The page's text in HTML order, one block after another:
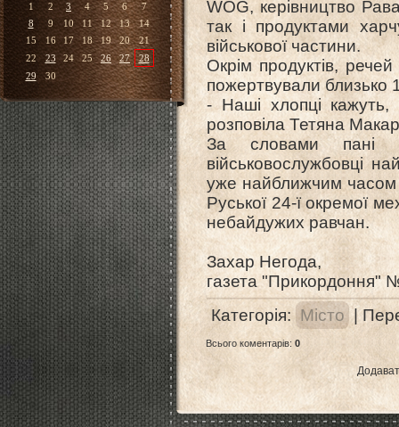
1
2 3 4 5 6
7
8
9 10 11 12 13
14
15
16 17 18 19 20
21
22
23 24 25 26 27
28
29
30
WOG, керівництво
так і продуктами
військової частини.
Окрім продуктів,
пожертвували близько
- Наші хлопці
розповіла Тетяна
За словами пані
військовослужбовці
уже найближчим часом
Руської 24-ї окремої
небайдужих равчан.
Захар Негода,
газета "Прикордоння"
Категорія: Місто |
Всього коментарів: 0